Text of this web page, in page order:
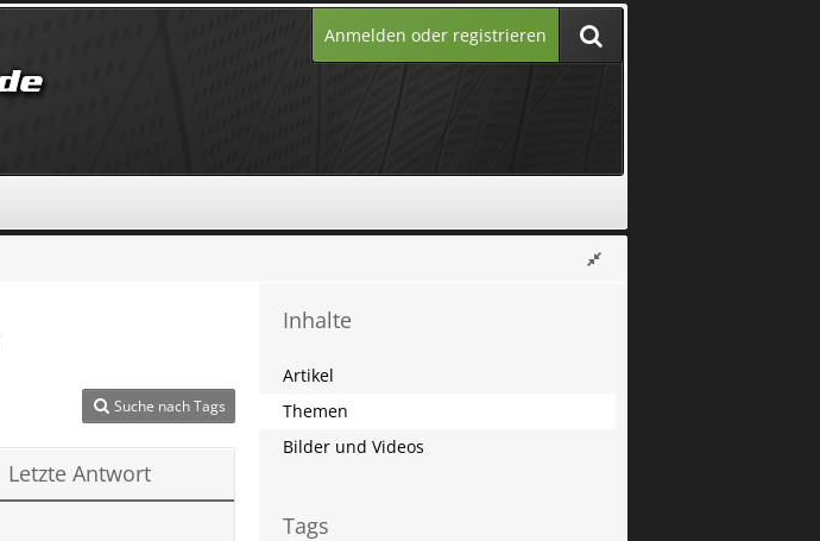
Anmelden oder registrieren
Suche nach Tags
Letzte Antwort
Inhalte
Artikel
Themen
Bilder und Videos
Tags